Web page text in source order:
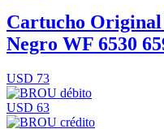
Cartucho Original
Negro WF 6530
USD 73
USD 63